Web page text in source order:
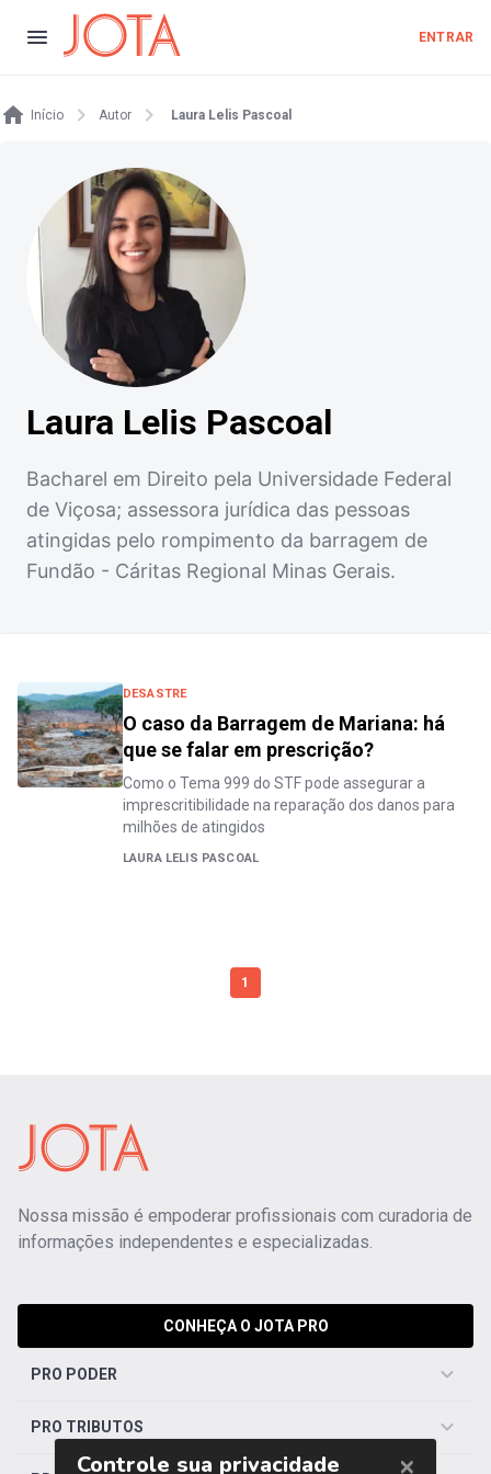
ENTRAR
Início Autor Laura Lelis Pascoal
Laura Lelis Pascoal
Bacharel em Direito pela Universidade Federal
de Viçosa; assessora jurídica das pessoas
atingidas pelo rompimento da barragem de
Fundão - Cáritas Regional Minas Gerais.
DESASTRE
O caso da Barragem de Mariana: há
que se falar em prescrição?
Como o Tema 999 do STF pode assegurar a
imprescritibilidade na reparação dos danos para
milhões de atingidos
LAURA LELIS PASCOAL
1
Nossa missão é empoderar profissionais com curadoria de
informações independentes e especializadas.
CONHEÇA O JOTA PRO
PRO PODER
PRO TRIBUTOS